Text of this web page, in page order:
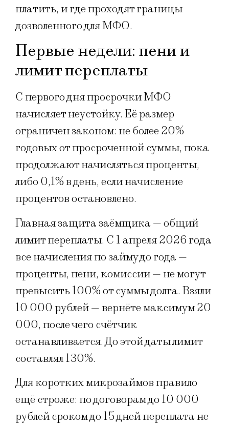
платить, и где проходят границы
дозволенного для МФО.
Первые недели: пени и
лимит переплаты
С первого дня просрочки МФО
начисляет неустойку. Её размер
ограничен законом: не более 20%
годовых от просроченной суммы, пока
продолжают начисляться проценты,
либо 0,1% в день, если начисление
процентов остановлено.
Главная защита заёмщика — общий
лимит переплаты. С 1 апреля 2026 года
все начисления по займу до года —
проценты, пени, комиссии — не могут
превысить 100% от суммы долга. Взяли
10 000 рублей — вернёте максимум 20
000, после чего счётчик
останавливается. До этой даты лимит
составлял 130%.
Для коротких микрозаймов правило
ещё строже: по договорам до 10 000
рублей сроком до 15 дней переплата не